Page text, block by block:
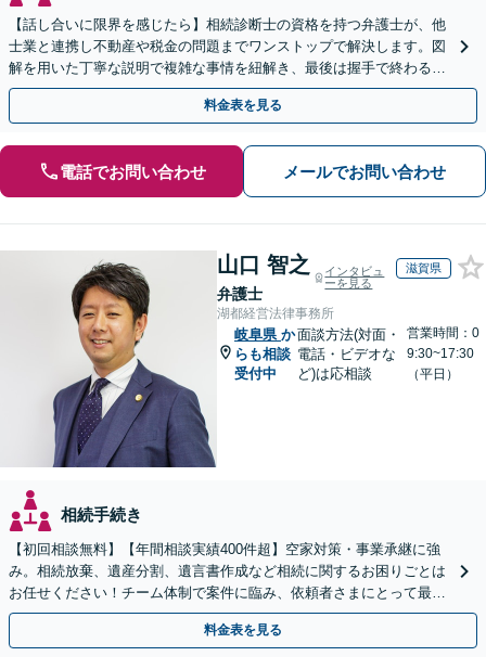
【話し合いに限界を感じたら】相続診断士の資格を持つ弁護士が、他
士業と連携し不動産や税金の問題までワンストップで解決します。図
解を用いた丁寧な説明で複雑な事情を紐解き、最後は握手で終わる円
満な解決へ導きます。【東海エリア・神奈川県対応】
料金表を見る
電話でお問い合わせ メールでお問い合わせ
山口 智之
弁護士
インタビュ
ーを見る
滋賀県
湖都経営法律事務所
岐阜県 か
らも相談
受付中
面談方法(対面・
電話・ビデオな
ど)は応相談
営業時間：0
9:30~17:30
（平日）
相続手続き
【初回相談無料】【年間相談実績400件超】空家対策・事業承継に強
み。相続放棄、遺産分割、遺言書作成など相続に関するお困りごとは
お任せください！チーム体制で案件に臨み、依頼者さまにとって最善
の解決を目指します【堅田駅4分】【無料駐車場あり】
料金表を見る